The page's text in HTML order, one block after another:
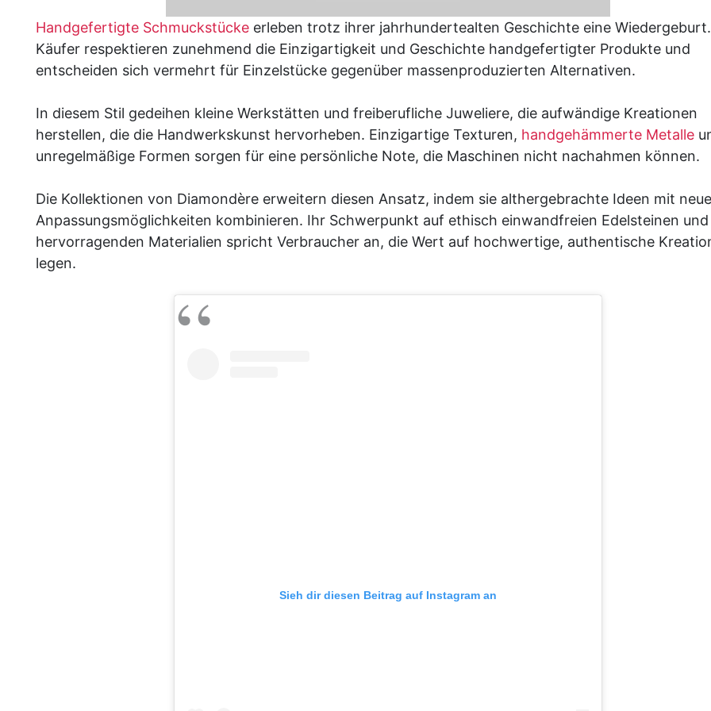
Handgefertigte Schmuckstücke erleben trotz ihrer jahrhundertealten Geschichte eine Wiedergeburt.
Käufer respektieren zunehmend die Einzigartigkeit und Geschichte handgefertigter Produkte und
entscheiden sich vermehrt für Einzelstücke gegenüber massenproduzierten Alternativen.
In diesem Stil gedeihen kleine Werkstätten und freiberufliche Juweliere, die aufwändige Kreationen
herstellen, die die Handwerkskunst hervorheben. Einzigartige Texturen, handgehämmerte Metalle
unregelmäßige Formen sorgen für eine persönliche Note, die Maschinen nicht nachahmen können.
Die Kollektionen von Diamondère erweitern diesen Ansatz, indem sie althergebrachte Ideen mit
Anpassungsmöglichkeiten kombinieren. Ihr Schwerpunkt auf ethisch einwandfreien Edelsteinen und
hervorragenden Materialien spricht Verbraucher an, die Wert auf hochwertige, authentische
legen.
Sieh dir diesen Beitrag auf Instagram an